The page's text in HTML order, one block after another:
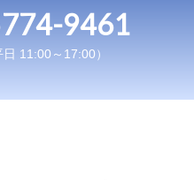
9461
日 11:00～17:00）